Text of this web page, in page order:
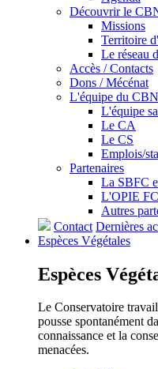
Découvrir le
Missions
Territoire
Le réseau
Accès / Contacts
Dons / Mécénat
L'équipe du
L'équipe
Le CA
Le CS
Emplois/
Partenaires
La SBFC
L'OPIE FC
Autres
Contact Dernières
Espèces Végétales
Espèces
Le Conservatoire
pousse spontanément
connaissance et la
menacées.